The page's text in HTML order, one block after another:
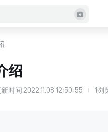
绍
新时间 2022.11.08 12:50:55 1浏